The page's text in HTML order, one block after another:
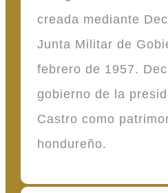
creada mediante
Junta Militar de
febrero de 1957.
gobierno de la
Castro como
hondureño.